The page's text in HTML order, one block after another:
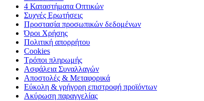
4 Καταστήματα Οπτικών
Συχνές Ερωτήσεις
Προστασία προσωπικών δεδομένων
Όροι Χρήσης
Πολιτική απορρήτου
Cookies
Τρόποι πληρωμής
Ασφάλεια Συναλλαγών
Αποστολές & Μεταφορικά
Εύκολη & γρήγορη επιστροφή προϊόντων
Ακύρωση παραγγελίας